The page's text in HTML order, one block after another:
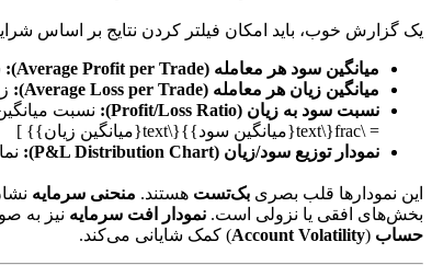
یک گزارش خوب، باید امکان فیلتر کردن نتایج بر اساس
میانگین سود هر معامله (Average Profit per Trade):
میانگین زیان هر معامله (Average Loss per Trade):
نسبت سود به زیان (Profit/Loss Ratio):
= \frac{\text{میانگین سود}}{\text{میانگین زیان}} ]
نمودار توزیع سود/زیان (P&L Distribution Chart):
این نمودارها قلب بصری بک‌تست هستند. منحنی سرمایه
بخش‌های افقی یا نزولی است. نمودار افت سرمایه نیز به
حساب (
Account Volatility) کمک شایانی می‌کند.